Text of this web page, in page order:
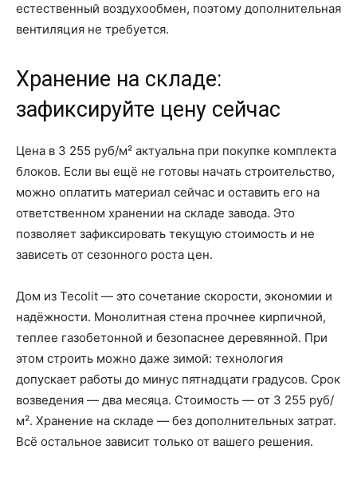
естественный воздухообмен, поэтому дополнительная
вентиляция не требуется.
Хранение на складе:
зафиксируйте цену сейчас
Цена в 3 255 руб/м² актуальна при покупке комплекта
блоков. Если вы ещё не готовы начать строительство,
можно оплатить материал сейчас и оставить его на
ответственном хранении на складе завода. Это
позволяет зафиксировать текущую стоимость и не
зависеть от сезонного роста цен.
Дом из Tecolit — это сочетание скорости, экономии и
надёжности. Монолитная стена прочнее кирпичной,
теплее газобетонной и безопаснее деревянной. При
этом строить можно даже зимой: технология
допускает работы до минус пятнадцати градусов. Срок
возведения — два месяца. Стоимость — от 3 255 руб/
м². Хранение на складе — без дополнительных затрат.
Всё остальное зависит только от вашего решения.